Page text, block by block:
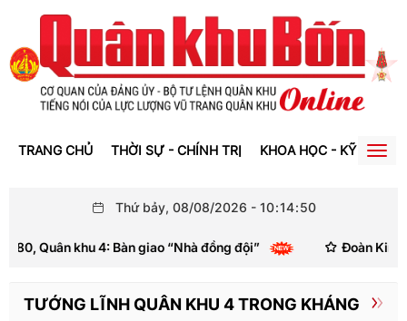
TRANG CHỦ THỜI SỰ - CHÍNH TRỊ KHOA HỌC - KỸ THUẬT
Thứ bảy, 08/08/2026 -10:14:51
khu 4: Bàn giao “Nhà đồng đội” Đoàn Kinh tế - Quốc
TƯỚNG LĨNH QUÂN KHU 4 TRONG KHÁNG